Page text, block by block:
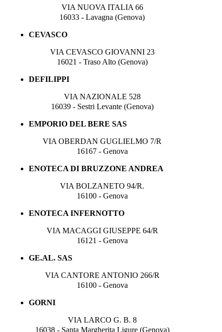
VIA NUOVA ITALIA 66
16033 - Lavagna (Genova)
CEVASCO
VIA CEVASCO GIOVANNI 23
16021 - Traso Alto (Genova)
DEFILIPPI
VIA NAZIONALE 528
16039 - Sestri Levante (Genova)
EMPORIO DEL BERE SAS
VIA OBERDAN GUGLIELMO 7/R
16167 - Genova
ENOTECA DI BRUZZONE ANDREA
VIA BOLZANETO 94/R.
16100 - Genova
ENOTECA INFERNOTTO
VIA MACAGGI GIUSEPPE 64/R
16121 - Genova
GE.AL. SAS
VIA CANTORE ANTONIO 266/R
16100 - Genova
GORNI
VIA LARCO G. B. 8
16038 - Santa Margherita Ligure (Genova)